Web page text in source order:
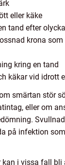
eller käke
tand efter olycka
krona som
kring en tand
käkar vid idrott
smärtan stör
eller om
på infektion
i vissa fall bli